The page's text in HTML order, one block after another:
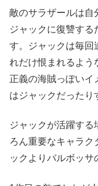
敵のサラザールは自
ジャックに復讐する
す。ジャックは毎回
れだけ恨まれるよう
正義の海賊っぽいイ
はジャックだったり
ジャックが活躍する
ろん重要なキャラク
ックよりバルボッサ